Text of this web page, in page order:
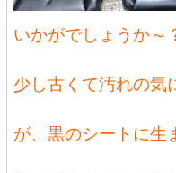
いかがでしょうか～
少し古くて汚れの気
が、黒のシートに生